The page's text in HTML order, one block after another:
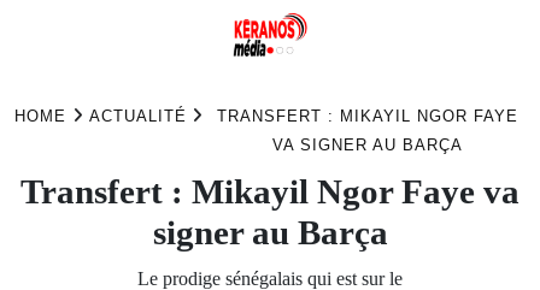
HOME ACTUALITÉ
TRANSFERT : MIKAYIL NGOR FAYE
VA SIGNER AU BARÇA
Transfert : Mikayil Ngor Faye va
signer au Barça
Le prodige sénégalais qui est sur le